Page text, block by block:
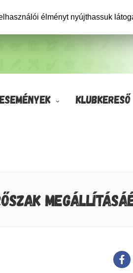
ESEMÉNYEK KLUBKERESŐ
élményt nyújthassuk